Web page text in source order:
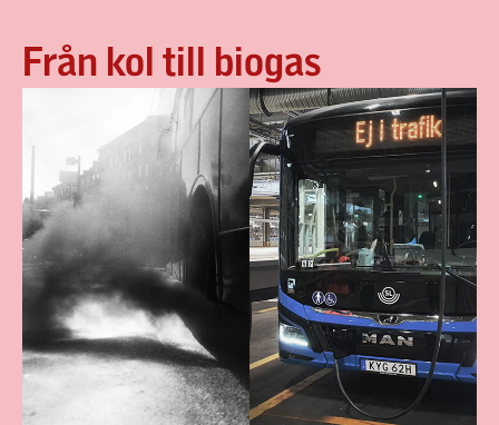
Från kol till biogas